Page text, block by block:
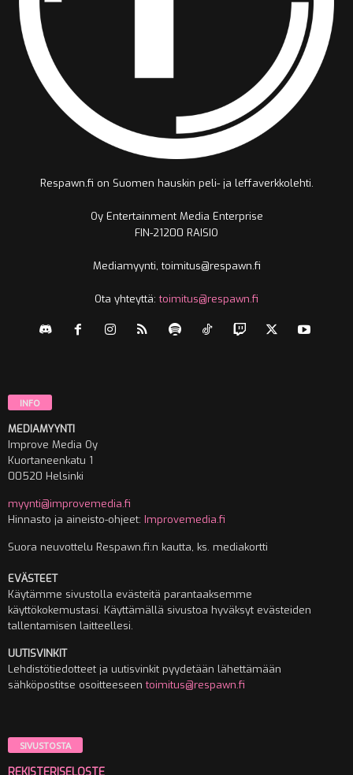
Respawn.fi on Suomen hauskin peli- ja leffaverkkolehti.
Oy Entertainment Media Enterprise
FIN-21200 RAISIO
Mediamyynti, toimitus@respawn.fi
Ota yhteyttä:toimitus@respawn.fi
INFO
MEDIAMYYNTI
Improve Media Oy
Kuortaneenkatu 1
00520 Helsinki
myynti@improvemedia.fi
Hinnasto ja aineisto-ohjeet: Improvemedia.fi
Suora neuvottelu Respawn.fi:n kautta, ks. mediakortti
EVÄSTEET
Käytämme sivustolla evästeitä parantaaksemme
käyttökokemustasi. Käyttämällä sivustoa hyväksyt evästeiden
tallentamisen laitteellesi.
UUTISVINKIT
Lehdistötiedotteet ja uutisvinkit pyydetään lähettämään
sähköpostitse osoitteeseentoimitus@respawn.fi
SIVUSTOSTA